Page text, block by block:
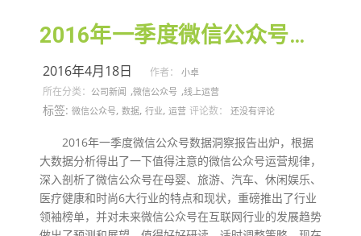
2016年一季度微信公众号数据洞察报告
2016年4月18日 作者： 小卓
所在分类： 公司新闻 ,微信公众号 ,线上运营
标签: 微信公众号, 数据, 行业, 运营 评论数： 还没有评论
2016年一季度微信公众号数据洞察报告出炉，根据
大数据分析得出了一下值得注意的微信公众号运营规律，
深入剖析了微信公众号在母婴、旅游、汽车、休闲娱乐、
医疗健康和时尚6大行业的特点和现状，重磅推出了行业
领袖榜单，并对未来微信公众号在互联网行业的发展趋势